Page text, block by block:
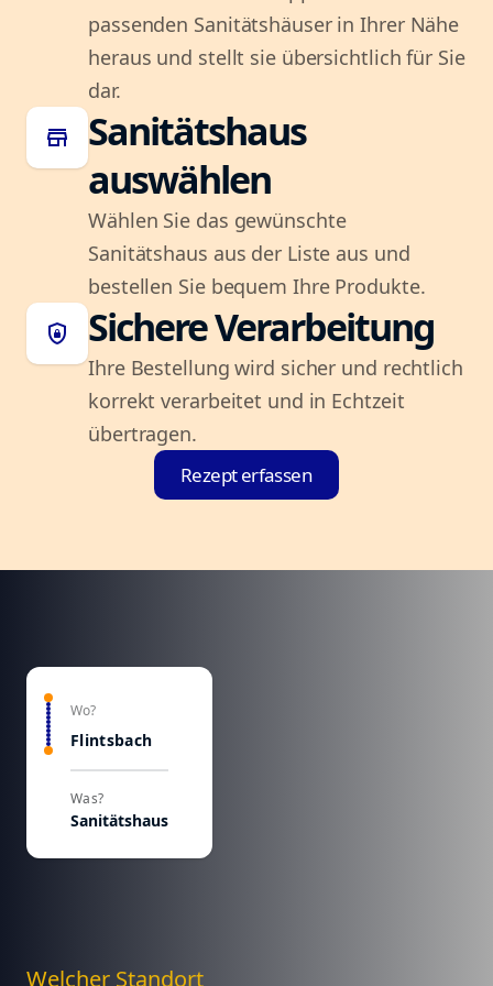
passenden Sanitätshäuser in Ihrer Nähe
heraus und stellt sie übersichtlich für Sie
dar.
store
Sanitätshaus
auswählen
Wählen Sie das gewünschte
Sanitätshaus aus der Liste aus und
bestellen Sie bequem Ihre Produkte.
shield_lock Sichere Verarbeitung
Ihre Bestellung wird sicher und rechtlich
korrekt verarbeitet und in Echtzeit
übertragen.
Rezept erfassen
Wo?
Flintsbach
Was?
Sanitätshaus
Welcher Standort